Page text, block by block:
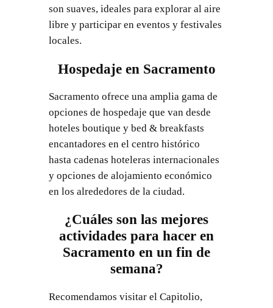
son suaves, ideales para explorar al aire
libre y participar en eventos y festivales
locales.
Hospedaje en Sacramento
Sacramento ofrece una amplia gama de
opciones de hospedaje que van desde
hoteles boutique y bed & breakfasts
encantadores en el centro histórico
hasta cadenas hoteleras internacionales
y opciones de alojamiento económico
en los alrededores de la ciudad.
¿Cuáles son las mejores
actividades para hacer en
Sacramento en un fin de
semana?
Recomendamos visitar el Capitolio,